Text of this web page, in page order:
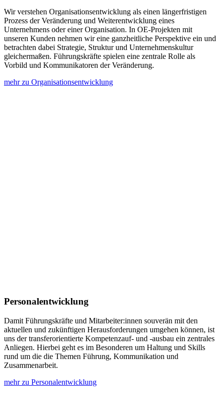
Wir verstehen Organisationsentwicklung als einen längerfristigen
Prozess der Veränderung und Weiterentwicklung eines
Unternehmens oder einer Organisation. In OE-Projekten mit
unseren Kunden nehmen wir eine ganzheitliche Perspektive ein und
betrachten dabei Strategie, Struktur und Unternehmenskultur
gleichermaßen. Führungskräfte spielen eine zentrale Rolle als
Vorbild und Kommunikatoren der Veränderung.
mehr zu Organisationsentwicklung
Personal­entwicklung
Damit Führungskräfte und Mitarbeiter:innen souverän mit den
aktuellen und zukünftigen Herausforderungen umgehen können, ist
uns der transferorientierte Kompetenzauf- und -ausbau ein zentrales
Anliegen. Hierbei geht es im Besonderen um Haltung und Skills
rund um die die Themen Führung, Kommunikation und
Zusammenarbeit.
mehr zu Personalentwicklung